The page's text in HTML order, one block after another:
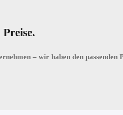
– wir haben den passenden